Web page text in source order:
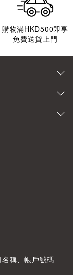
購物滿HKD500即享
免費送貨上門
稱、帳戶號碼